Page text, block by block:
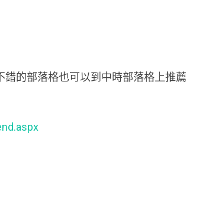
的部落格也可以到中時部落格上推薦